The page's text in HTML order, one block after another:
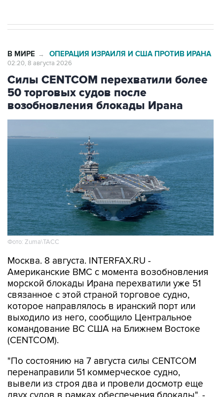
Силы CENTCOM перехватили более
50 торговых судов после
возобновления блокады Ирана
Фото: Zuma\ТАСС
Москва. 8 августа. INTERFAX.RU -
морской блокады Ирана перехватили уже 51
связанное с этой страной торговое судно,
которое направлялось в иранский порт или
выходило из него, сообщило Центральное
командование ВС США на Ближнем Востоке
(CENTCOM).
"По состоянию на 7 августа силы CENTCOM
вывели из строя два и провели досмотр еще
двух судов в рамках обеспечения блокады", -
говорится в сообщении.